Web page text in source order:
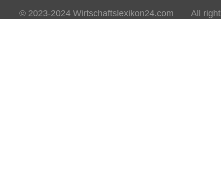
© 2023-2024 Wirtschaftslexikon24.com All